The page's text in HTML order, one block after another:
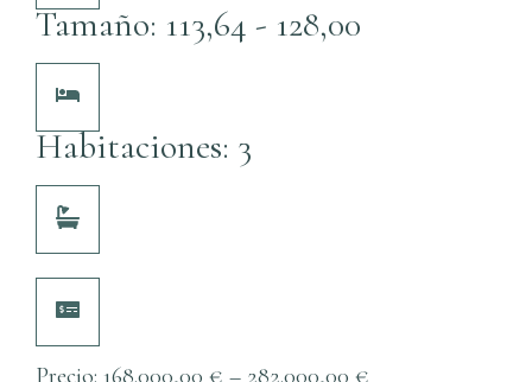
Tamaño: 113,64 - 128,00
Habitaciones: 3
Precio: 168.000,00 € – 282.000,00 €